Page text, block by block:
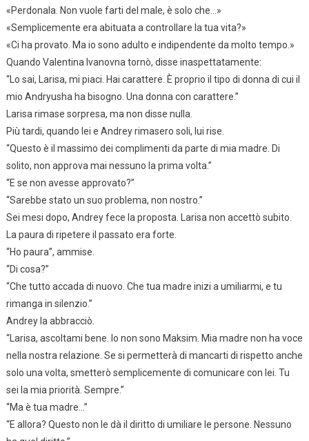
«Perdonala. Non vuole farti del male, è solo che…»
«Semplicemente era abituata a controllare la tua vita?»
«Ci ha provato. Ma io sono adulto e indipendente da molto tempo.»
Quando Valentina Ivanovna tornò, disse inaspettatamente:
“Lo sai, Larisa, mi piaci. Hai carattere. È proprio il tipo di donna di cui il
mio Andryusha ha bisogno. Una donna con carattere.”
Larisa rimase sorpresa, ma non disse nulla.
Più tardi, quando lei e Andrey rimasero soli, lui rise.
“Questo è il massimo dei complimenti da parte di mia madre. Di
solito, non approva mai nessuno la prima volta.”
“E se non avesse approvato?”
“Sarebbe stato un suo problema, non nostro.”
Sei mesi dopo, Andrey fece la proposta. Larisa non accettò subito.
La paura di ripetere il passato era forte.
“Ho paura”, ammise.
“Di cosa?”
“Che tutto accada di nuovo. Che tua madre inizi a umiliarmi, e tu
rimanga in silenzio.”
Andrey la abbracciò.
“Larisa, ascoltami bene. Io non sono Maksim. Mia madre non ha voce
nella nostra relazione. Se si permetterà di mancarti di rispetto anche
solo una volta, smetterò semplicemente di comunicare con lei. Tu
sei la mia priorità. Sempre.”
“Ma è tua madre…”
“E allora? Questo non le dà il diritto di umiliare le persone. Nessuno